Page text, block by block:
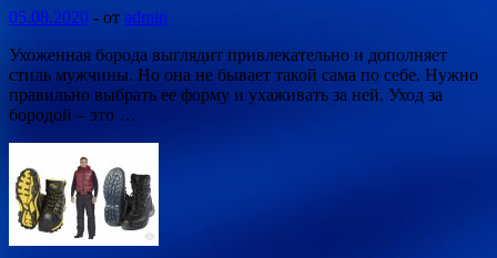
05.08.2020 - от admin
Ухоженная борода выглядит привлекательно и дополняет
стиль мужчины. Но она не бывает такой сама по себе. Нужно
правильно выбрать ее форму и ухаживать за ней. Уход за
бородой – это …